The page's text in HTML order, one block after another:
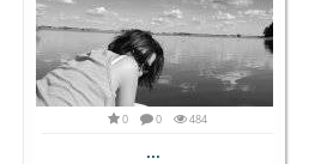
0 0 484
...